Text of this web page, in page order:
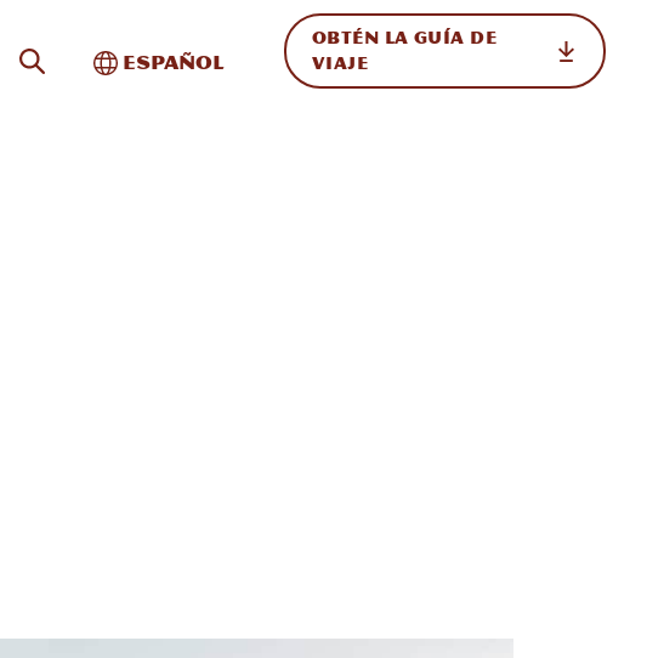
Búsqueda en el sitio
Alternar Internacional
Español
OBTÉN LA GUÍA DE
VIAJE